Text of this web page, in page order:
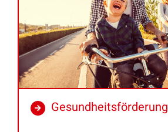
Gesundheitsförderung